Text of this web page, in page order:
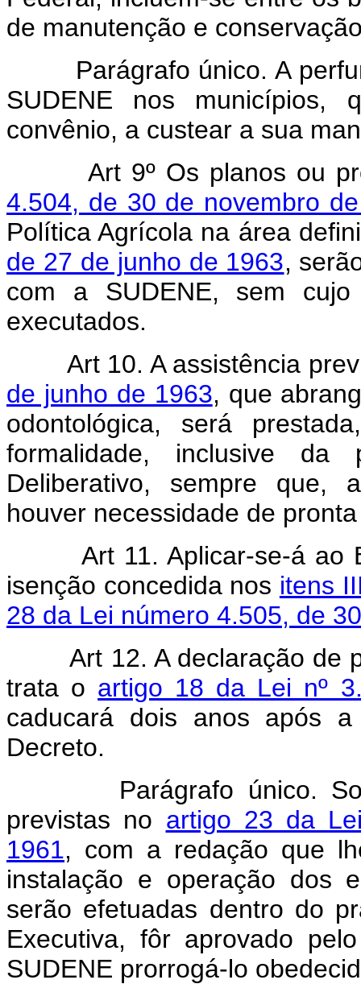
de manutenção e
Parágrafo único. A
SUDENE nos municípios,
convênio, a custear a sua
Art 9º Os planos ou
4.504, de 30 de novembro
Política Agrícola na área
de 27 de junho de 1963,
com a SUDENE, sem
executados.
Art 10. A assistência
de junho de 1963, que
odontológica, será
formalidade, inclusive da
Deliberativo, sempre que,
houver necessidade de
Art 11. Aplicar-se-á ao
isenção concedida nos itens
28 da Lei número 4.505, de
Art 12. A declaração de
trata o artigo 18 da Lei nº
caducará dois anos após
Decreto.
Parágrafo único. Sob
previstas no artigo 23 da
1961, com a redação que
instalação e operação dos
serão efetuadas dentro do
Executiva, fôr aprovado
SUDENE prorrogá-lo